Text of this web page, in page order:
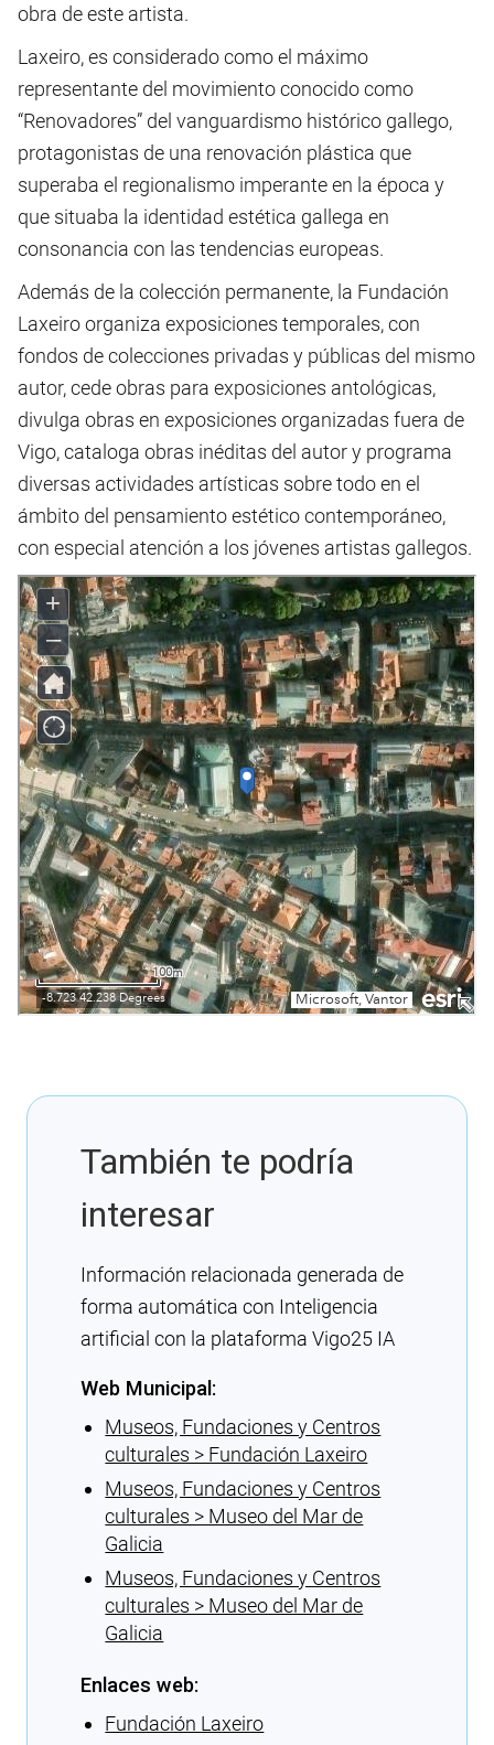
obra de este artista.
Laxeiro, es considerado como el máximo
representante del movimiento conocido como
“Renovadores” del vanguardismo histórico gallego,
protagonistas de una renovación plástica que
superaba el regionalismo imperante en la época y
que situaba la identidad estética gallega en
consonancia con las tendencias europeas.
Además de la colección permanente, la Fundación
Laxeiro organiza exposiciones temporales, con
fondos de colecciones privadas y públicas del mismo
autor, cede obras para exposiciones antológicas,
divulga obras en exposiciones organizadas fuera de
Vigo, cataloga obras inéditas del autor y programa
diversas actividades artísticas sobre todo en el
ámbito del pensamiento estético contemporáneo,
con especial atención a los jóvenes artistas gallegos.
También te podría
interesar
Información relacionada generada de
forma automática con Inteligencia
artificial con la plataforma Vigo25 IA
Web Municipal:
Museos, Fundaciones y Centros
culturales > Fundación Laxeiro
Museos, Fundaciones y Centros
culturales > Museo del Mar de
Galicia
Museos, Fundaciones y Centros
culturales > Museo del Mar de
Galicia
Enlaces web:
Fundación Laxeiro